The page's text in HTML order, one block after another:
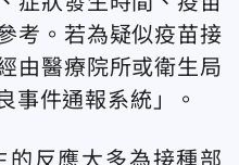
考。若為疑似疫苗接
由醫療院所或衛生局
事件通報系統」。
反應大多為接種部